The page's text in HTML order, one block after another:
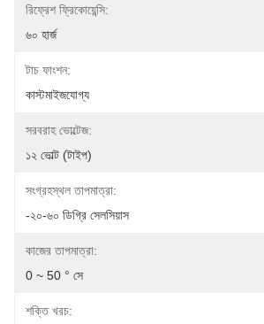
রিফ্রেশ ফ্রিকোয়েন্সি:
৬০ হার্জ
টাচ ফাংশন:
কাস্টমাইজযোগ্য
সরবরাহ ভোল্টেজ:
১২ ভোল্ট (টাইপ)
সংগ্রহস্থল তাপমাত্রা:
-২০-৬০ ডিগ্রি সেলসিয়াস
কাজের তাপমাত্রা:
0 ~ 50 ° সে
শক্তি খরচ: